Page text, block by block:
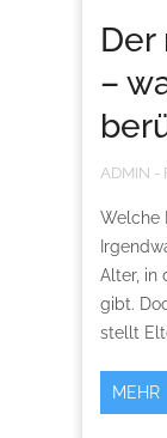
–
ADMIN -
Welche
Alter, in
gibt.
stellt
MEHR